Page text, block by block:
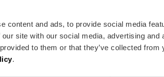
content and ads, to provide social media
site with our social media, advertising
to them or that they’ve collected
.